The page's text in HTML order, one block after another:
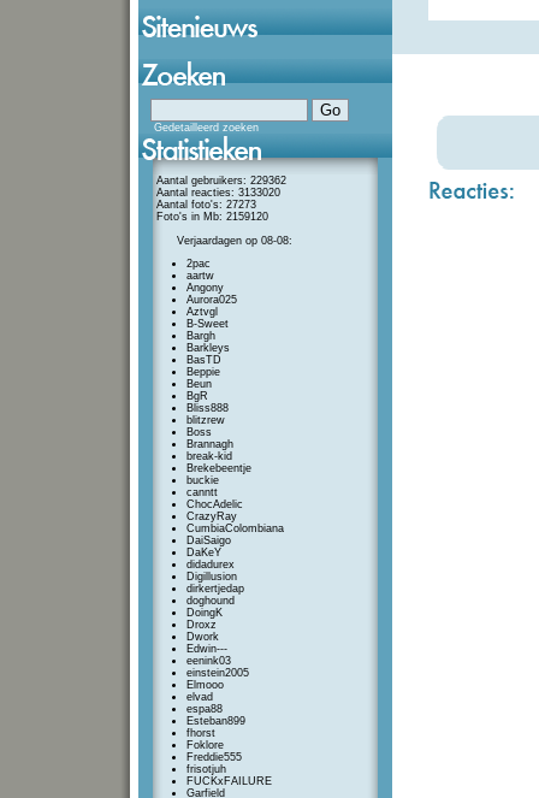
Gedetailleerd zoeken
Aantal gebruikers: 229362
Aantal reacties: 3133020
Aantal foto's: 27273
Foto's in Mb: 2159120
Verjaardagen op 08-08:
2pac
aartw
Angony
Aurora025
Aztvgl
B-Sweet
Bargh
Barkleys
BasTD
Beppie
Beun
BgR
Bliss888
blitzrew
Boss
Brannagh
break-kid
Brekebeentje
buckie
canntt
ChocAdelic
CrazyRay
CumbiaColombiana
DaiSaigo
DaKeY
didadurex
Digillusion
dirkertjedap
doghound
DoingK
Droxz
Dwork
Edwin---
eenink03
einstein2005
Elmooo
elvad
espa88
Esteban899
fhorst
Foklore
Freddie555
frisotjuh
FUCKxFAILURE
Garfield